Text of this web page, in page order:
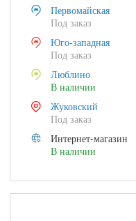
Первомайская
Под заказ
Юго-западная
Под заказ
Люблино
В наличии
Жуковский
Под заказ
Интернет-магазин
В наличии